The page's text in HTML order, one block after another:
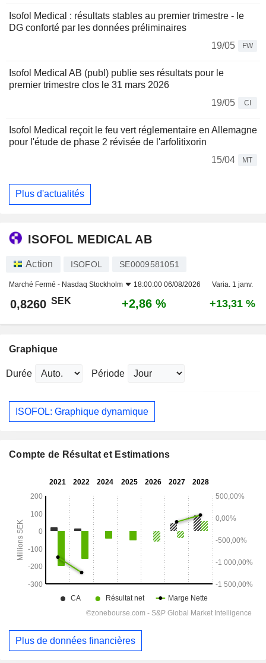
Isofol Medical : résultats stables au premier trimestre - le
DG conforté par les données préliminaires
19/05
FW
Isofol Medical AB (publ) publie ses résultats pour le
premier trimestre clos le 31 mars 2026
19/05
CI
Isofol Medical reçoit le feu vert réglementaire en Allemagne
pour l'étude de phase 2 révisée de l'arfolitixorin
15/04
MT
Plus d'actualités
ISOFOL MEDICAL AB
Action ISOFOL SE0009581051
Marché Fermé - Nasdaq Stockholm 18:00:00 06/08/2026 Varia. 1 janv.
0,8260 SEK +2,86 % +13,31 %
Graphique
Durée Période
ISOFOL: Graphique dynamique
Compte de Résultat et Estimations
Plus de données financières